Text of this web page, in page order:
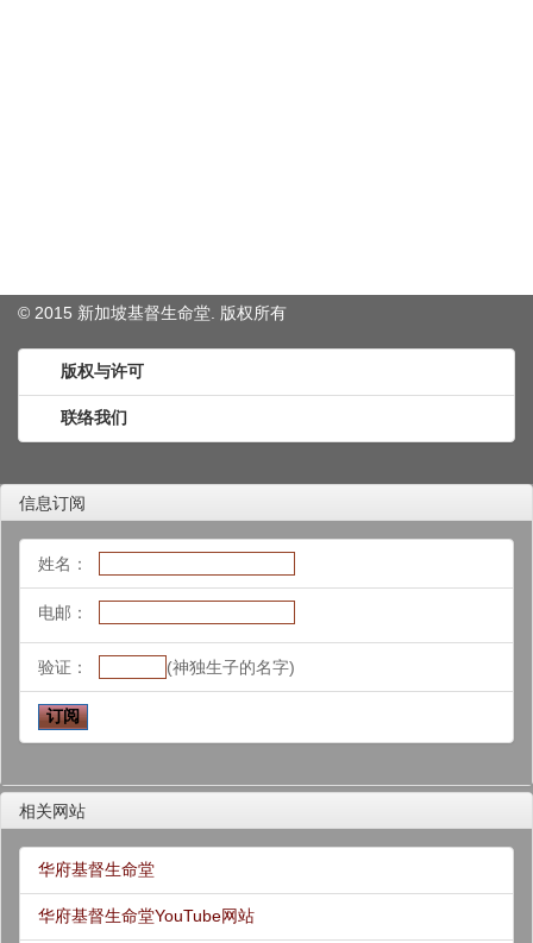
© 2015 新加坡基督生命堂. 版权所有
版权与许可
联络我们
信息订阅
姓名：
电邮：
验证： (神独生子的名字)
相关网站
华府基督生命堂
华府基督生命堂YouTube网站